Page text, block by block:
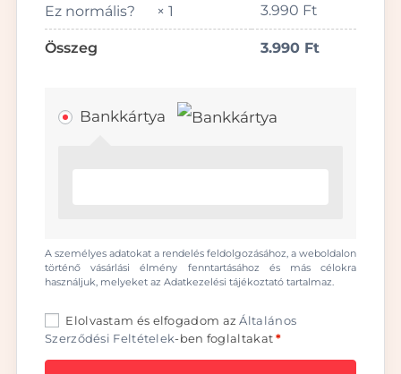
Ez normális? × 1 3.990 Ft
Összeg 3.990 Ft
Bankkártya
A személyes adatokat a rendelés feldolgozásához, a weboldalon
történő vásárlási élmény fenntartásához és más célokra
használjuk, melyeket az Adatkezelési tájékoztató tartalmaz.
Elolvastam és elfogadom azÁltalános
Szerződési Feltételek-ben foglaltakat *